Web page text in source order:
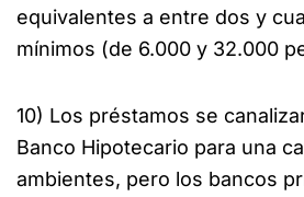
equivalentes a entre dos y
mínimos (de 6.000 y 32.000
10) Los préstamos se
Banco Hipotecario para una
ambientes, pero los bancos